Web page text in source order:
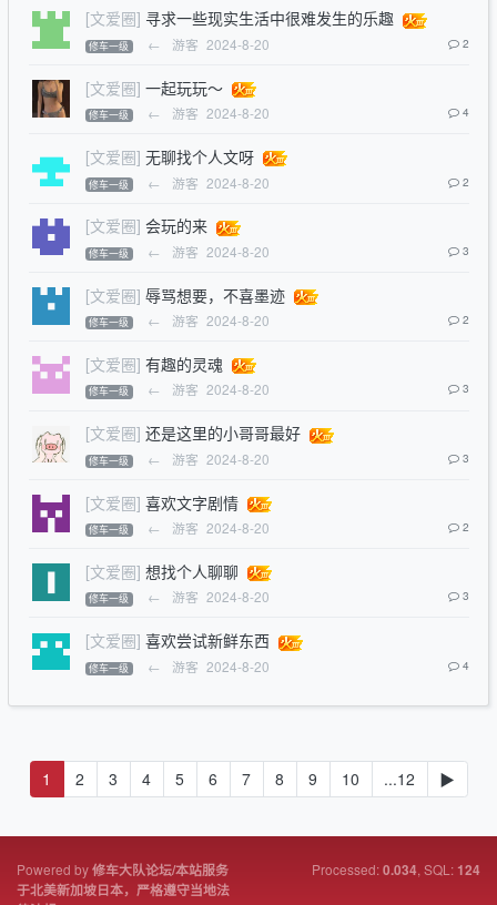
[文爱圈] 寻求一些现实生活中很难发生的乐趣
修车一级 ← 游客 2024-8-20 2
[文爱圈] 一起玩玩～
修车一级 ← 游客 2024-8-20 4
[文爱圈] 无聊找个人文呀
修车一级 ← 游客 2024-8-20 2
[文爱圈] 会玩的来
修车一级 ← 游客 2024-8-20 3
[文爱圈] 辱骂想要，不喜墨迹
修车一级 ← 游客 2024-8-20 2
[文爱圈] 有趣的灵魂
修车一级 ← 游客 2024-8-20 3
[文爱圈] 还是这里的小哥哥最好
修车一级 ← 游客 2024-8-20 3
[文爱圈] 喜欢文字剧情
修车一级 ← 游客 2024-8-20 2
[文爱圈] 想找个人聊聊
修车一级 ← 游客 2024-8-20 3
[文爱圈] 喜欢尝试新鲜东西
修车一级 ← 游客 2024-8-20 4
1 2 3 4 5 6 7 8 9 10 ...12 ▶
Powered by修车大队论坛/本站服务
于北美新加坡日本，严格遵守当地法
Processed:0.034, SQL: 124